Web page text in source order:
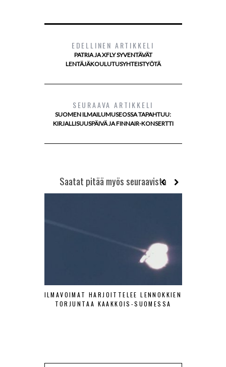
EDELLINEN ARTIKKELI
PATRIA JA XFLY SYVENTÄVÄT
LENTÄJÄKOULUTUSYHTEISTYÖTÄ
SEURAAVA ARTIKKELI
SUOMEN ILMAILUMUSEOSSA TAPAHTUU:
KIRJALLISUUSPÄIVÄ JA FINNAIR-KONSERTTI
Saatat pitää myös seuraavista
ILMAVOIMAT HARJOITTELEE LENNOKKIEN
TORJUNTAA KAAKKOIS-SUOMESSA